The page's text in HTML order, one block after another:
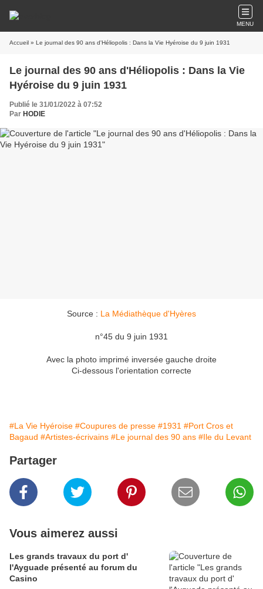
MENU
Accueil » Le journal des 90 ans d'Héliopolis : Dans la Vie Hyéroise du 9 juin 1931
Le journal des 90 ans d'Héliopolis : Dans la Vie
Hyéroise du 9 juin 1931
Publié le 31/01/2022 à 07:52
Par HODIE
Source : La Médiathèque d'Hyères
n°45 du 9 juin 1931
Avec la photo imprimé inversée gauche droite
Ci-dessous l'orientation correcte
#La Vie Hyéroise #Coupures de presse #1931 #Port Cros et
Bagaud #Artistes-écrivains #Le journal des 90 ans #Ile du Levant
Partager
Vous aimerez aussi
Les grands travaux du port d'
l'Ayguade présenté au forum du
Casino